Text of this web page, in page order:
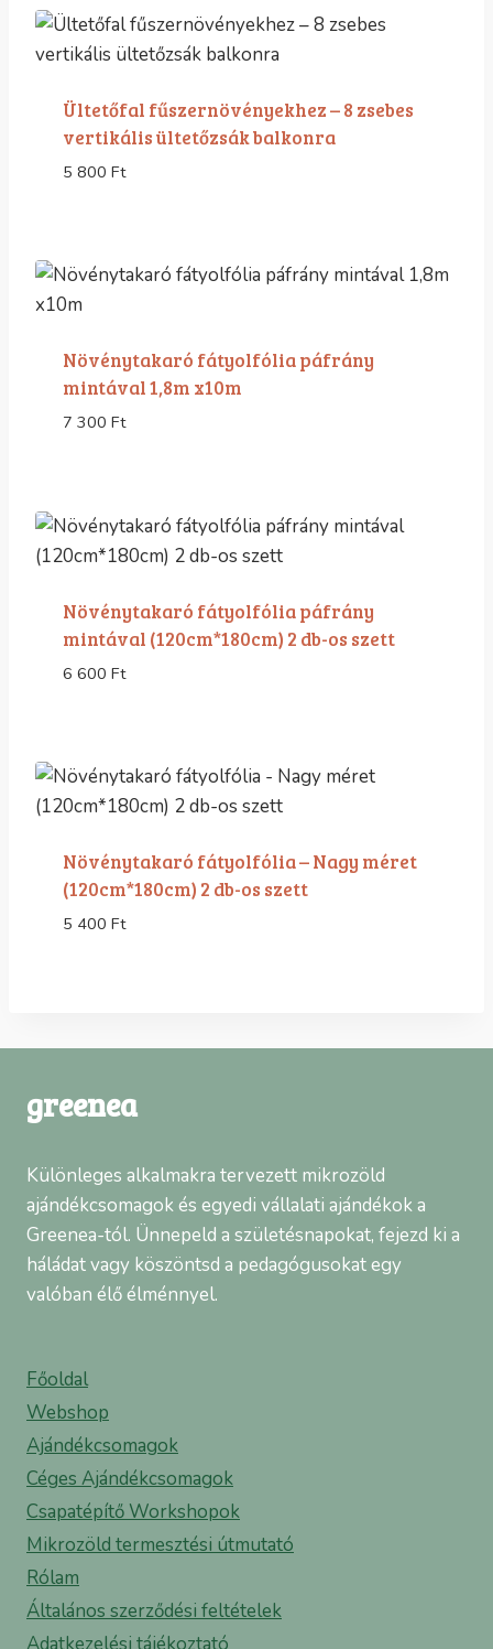
Ültetőfal fűszernövényekhez – 8 zsebes
vertikális ültetőzsák balkonra
5 800 Ft
Növénytakaró fátyolfólia páfrány
mintával 1,8m x10m
7 300 Ft
Növénytakaró fátyolfólia páfrány
mintával (120cm*180cm) 2 db-os szett
6 600 Ft
Növénytakaró fátyolfólia – Nagy méret
(120cm*180cm) 2 db-os szett
5 400 Ft
greenea
Különleges alkalmakra tervezett mikrozöld
ajándékcsomagok és egyedi vállalati ajándékok a
Greenea-tól. Ünnepeld a születésnapokat, fejezd ki a
háládat vagy köszöntsd a pedagógusokat egy
valóban élő élménnyel.
Főoldal
Webshop
Ajándékcsomagok
Céges Ajándékcsomagok
Csapatépítő Workshopok
Mikrozöld termesztési útmutató
Rólam
Általános szerződési feltételek